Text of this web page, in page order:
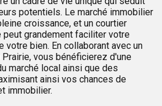
potentiels. Le marché immobilier
croissance, et un courtier
grandement faciliter votre
votre bien. En collaborant avec un
vous bénéficierez d'une
marché local ainsi que des
ainsi vos chances de
immobilier.